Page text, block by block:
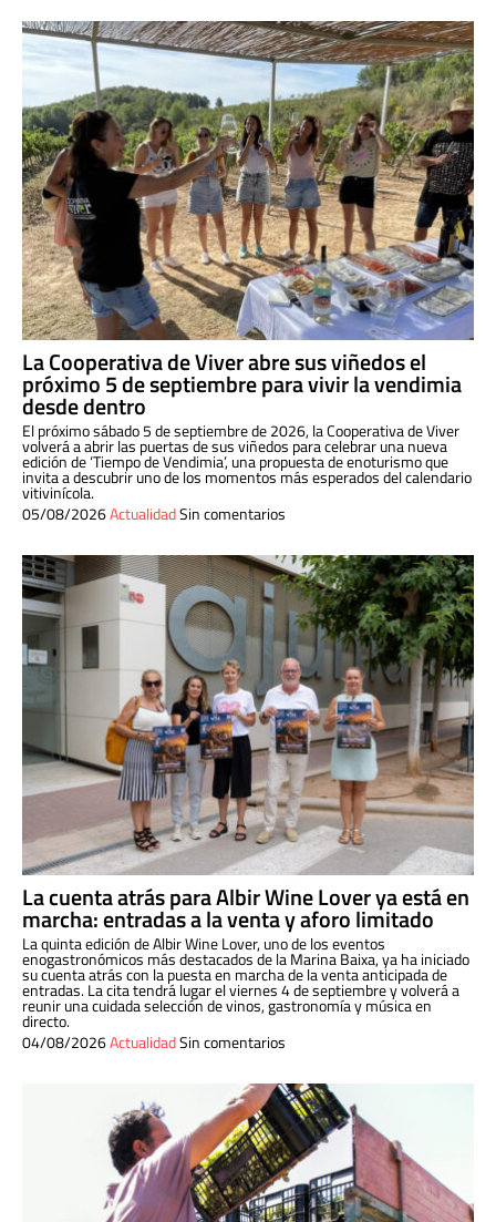
La Cooperativa de Viver abre sus viñedos el
próximo 5 de septiembre para vivir la vendimia
desde dentro
El próximo sábado 5 de septiembre de 2026, la Cooperativa de Viver
volverá a abrir las puertas de sus viñedos para celebrar una nueva
edición de ‘Tiempo de Vendimia’, una propuesta de enoturismo que
invita a descubrir uno de los momentos más esperados del calendario
vitivinícola.
05/08/2026ActualidadSin comentarios
La cuenta atrás para Albir Wine Lover ya está en
marcha: entradas a la venta y aforo limitado
La quinta edición de Albir Wine Lover, uno de los eventos
enogastronómicos más destacados de la Marina Baixa, ya ha iniciado
su cuenta atrás con la puesta en marcha de la venta anticipada de
entradas. La cita tendrá lugar el viernes 4 de septiembre y volverá a
reunir una cuidada selección de vinos, gastronomía y música en
directo.
04/08/2026ActualidadSin comentarios